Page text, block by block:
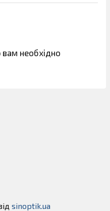
необхідно
sinoptik.ua